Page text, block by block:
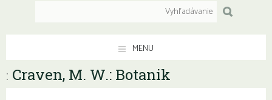
MENU
: Craven, M. W.: Botanik